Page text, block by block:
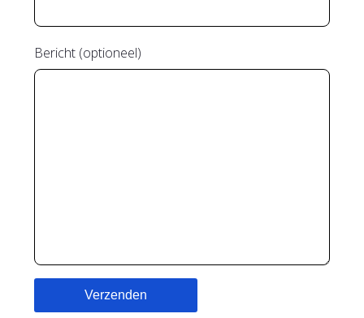
Bericht (optioneel)